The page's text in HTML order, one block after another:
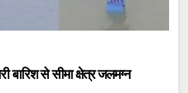
बारिश से सीमा क्षेत्र जलमग्न